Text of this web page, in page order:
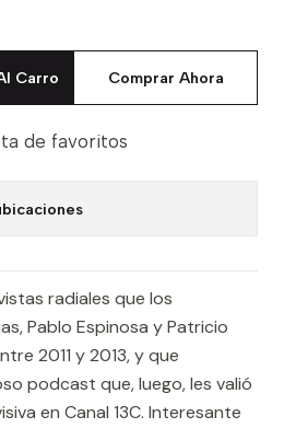
Carro Comprar Ahora
de favoritos
radiales que los
Pablo Espinosa y Patricio
2011 y 2013, y que
podcast que, luego, les valió
en Canal 13C. Interesante